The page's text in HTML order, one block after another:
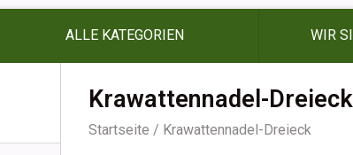
ALLE KATEGORIEN WIR
Krawattennadel-Dreieck
Startseite / Krawattennadel-Dreieck